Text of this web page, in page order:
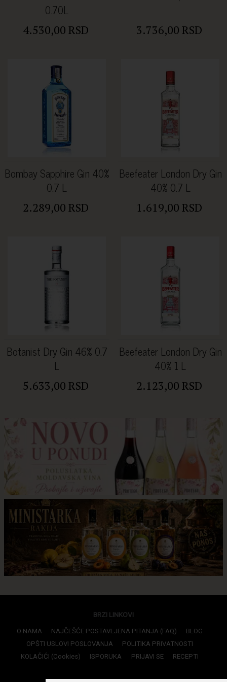
0.70L
4.530,00 RSD 3.736,00 RSD
Bombay Sapphire Gin 40%
0.7 L
2.289,00 RSD
Beefeater London Dry Gin
40% 0.7 L
1.619,00 RSD
Botanist Dry Gin 46% 0.7
L
5.633,00 RSD
Beefeater London Dry Gin
40% 1 L
2.123,00 RSD
BRZI LINKOVI
O NAMA NAJČEŠĆE POSTAVLJENA PITANJA (FAQ)
BLOG
OPŠTI USLOVI POSLOVANJA
POLITIKA PRIVATNOSTI
KOLAČIĆI (Cookies)
ISPORUKA PRIJAVI SE RECEPTI